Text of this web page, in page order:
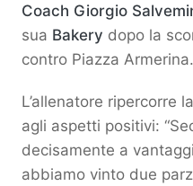
Coach Giorgio
sua Bakery dopo la
contro Piazza Armerina.
L’allenatore ripercorre
agli aspetti positivi:
decisamente a
abbiamo vinto due